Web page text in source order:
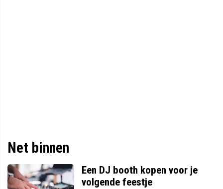
Net binnen
Een DJ booth kopen voor je
volgende feestje